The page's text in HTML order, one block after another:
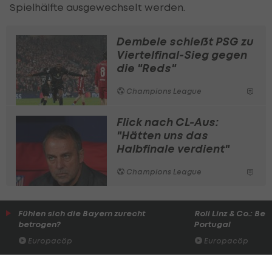
Spielhälfte ausgewechselt werden.
Dembele schießt PSG zu
Viertelfinal-Sieg gegen
die "Reds"
Champions League
Flick nach CL-Aus:
"Hätten uns das
Halbfinale verdient"
Champions League
Fühlen sich die Bayern zurecht
betrogen?
Europacöp
Roli Linz & Co.:
Portugal
Europacöp